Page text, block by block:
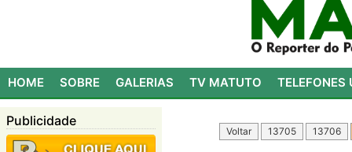
HOME SOBRE GALERIAS TV MATUTO TELEFONES
Publicidade
Voltar 13705 13706